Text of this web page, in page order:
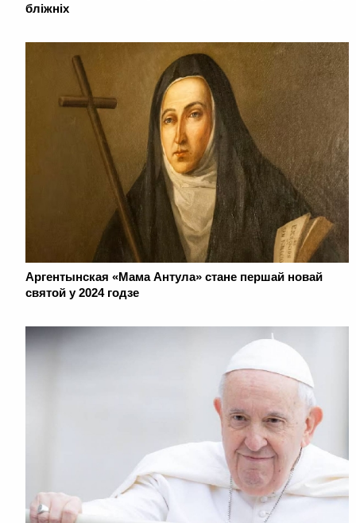
бліжніх
Аргентынская «Мама Антула» стане першай новай
святой у 2024 годзе